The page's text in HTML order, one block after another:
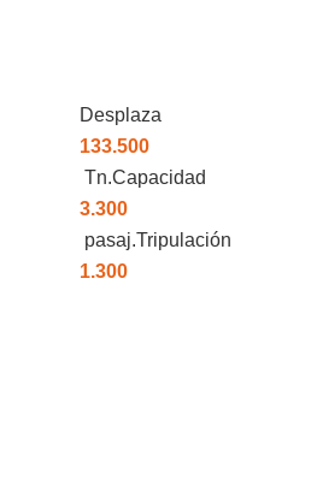
Desplaza
133.500
Tn.Capacidad
3.300
pasaj.Tripulación
1.300